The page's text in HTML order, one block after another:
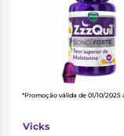
*Promoção válida de 01/10/2025
Vicks